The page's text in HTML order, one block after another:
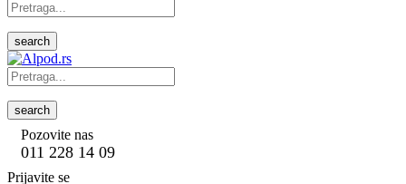
search
search
Pozovite nas
011 228 14 09
Prijavite se